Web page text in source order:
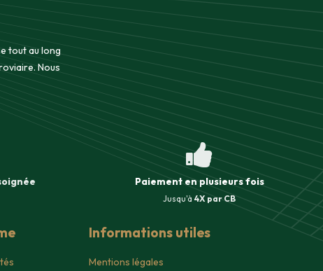
tout au long
Nous
Paiement en plusieurs fois
Jusqu'à 4X par CB
Informations utiles
Mentions légales